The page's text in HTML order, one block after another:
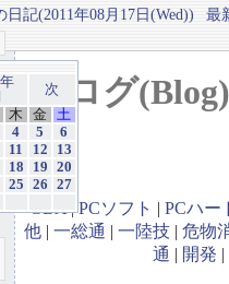
日記(2011年08月17日(Wed)) 最
ブログ
GBA|PCソフト | PCハー
他 | 一総通 | 一陸技 | 危物
通 | 開発 |
次
木 金
土
4 5
6
11 12
13
18 19
20
25 26
27